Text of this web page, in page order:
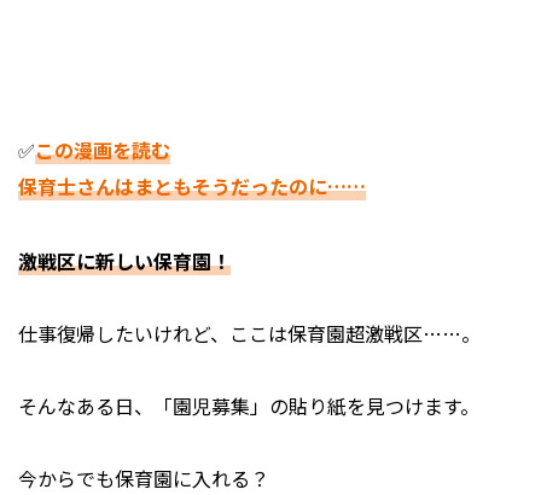
✅この漫画を読む
保育士さんはまともそうだったのに……
激戦区に新しい保育園！
仕事復帰したいけれど、ここは保育園超激戦区……。
そんなある日、「園児募集」の貼り紙を見つけます。
今からでも保育園に入れる？